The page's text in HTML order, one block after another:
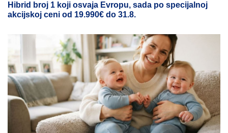
Hibrid broj 1 koji osvaja Evropu, sada po specijalnoj
akcijskoj ceni od 19.990€ do 31.8.